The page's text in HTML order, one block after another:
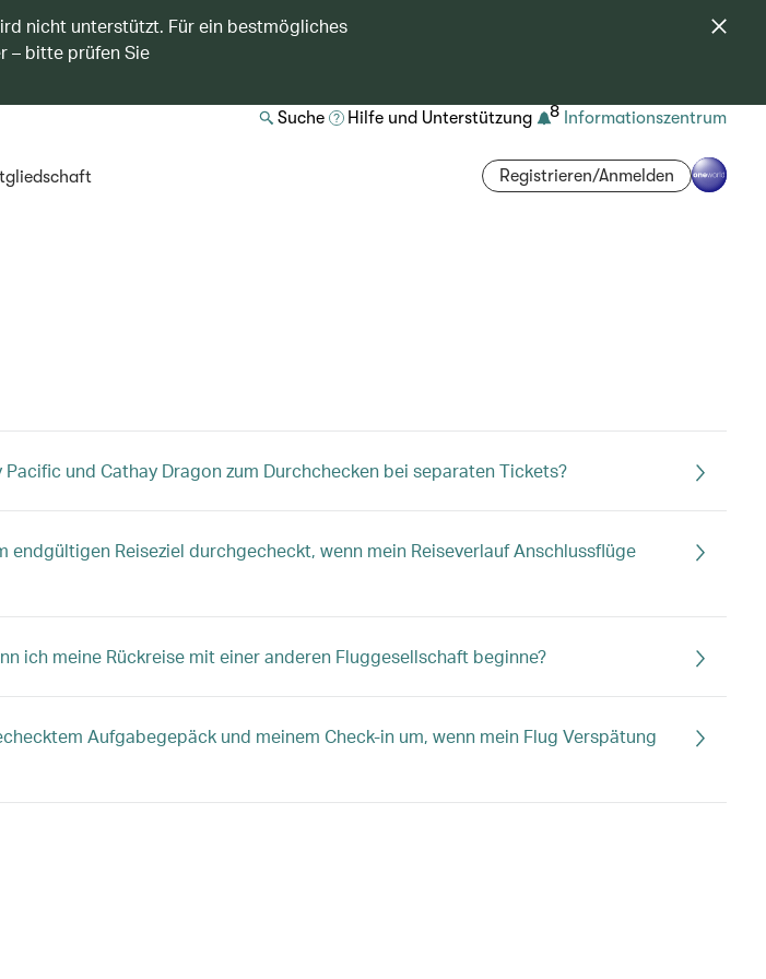
nicht unterstützt. Für ein bestmögliches
– bitte prüfen Sie
Suche Hilfe und Unterstützung 8 Informationszentrum
Registrieren/Anmelden
und Cathay Dragon zum Durchchecken bei separaten Tickets?
endgültigen Reiseziel durchgecheckt, wenn mein Reiseverlauf Anschlussflüge
ich meine Rückreise mit einer anderen Fluggesellschaft beginne?
Aufgabegepäck und meinem Check-in um, wenn mein Flug Verspätung